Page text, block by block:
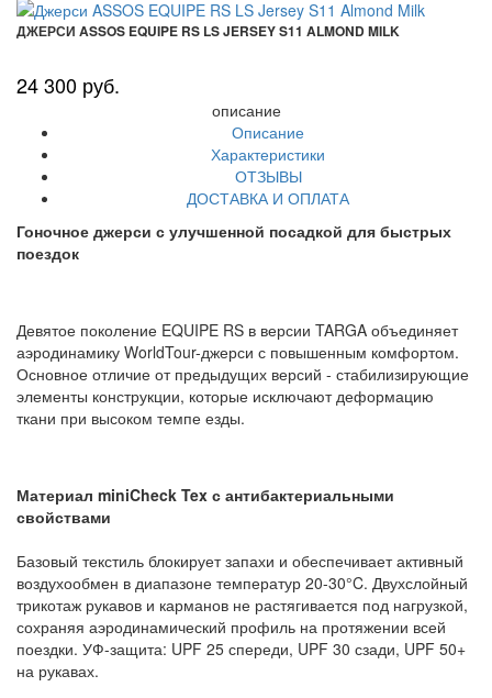
ДЖЕРСИ ASSOS EQUIPE RS LS JERSEY S11 ALMOND MILK
24 300 руб.
описание
Описание
Характеристики
ОТЗЫВЫ
ДОСТАВКА И ОПЛАТА
Гоночное джерси с улучшенной посадкой для быстрых
поездок
Девятое поколение EQUIPE RS в версии TARGA объединяет
аэродинамику WorldTour-джерси с повышенным комфортом.
Основное отличие от предыдущих версий - стабилизирующие
элементы конструкции, которые исключают деформацию
ткани при высоком темпе езды.
Материал miniCheck Tex с антибактериальными
свойствами
Базовый текстиль блокирует запахи и обеспечивает активный
воздухообмен в диапазоне температур 20-30°C. Двухслойный
трикотаж рукавов и карманов не растягивается под нагрузкой,
сохраняя аэродинамический профиль на протяжении всей
поездки. УФ-защита: UPF 25 спереди, UPF 30 сзади, UPF 50+
на рукавах.